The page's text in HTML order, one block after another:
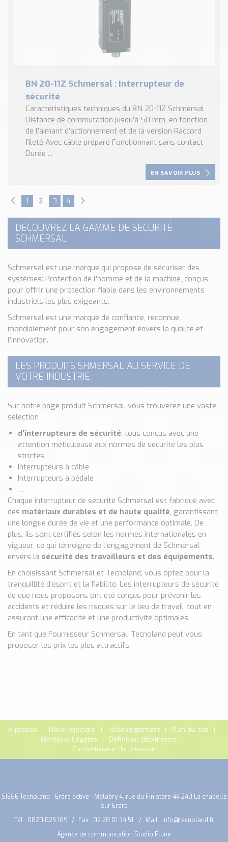
BN 20-11Z Schmersal : Interrupteur de
sécurité
Caractéristiques techniques du BN 20-11Z Schmersal
Distance de commutation jusqu’à 50 mm, en fonction
de l’aimant d’actionnement et de la version Raccord
fileté Avec câble préparé Fonctionnant sans contact
Durée ...
EN SAVOIR PLUS
1 2 3 4
DÉCOUVREZ LA GAMME DE SÉCURITÉ
SCHMERSAL
Schmersal est une marque qui propose de sécuriser des
systèmes: Protection de l’homme et de la machine, conçus
pour offrir une protection fiable dans les environnements
industriels les plus exigeants.
Schmersal est une marque de confiance, reconnue
mondialement pour son engagement envers la qualité et
l’innovation.
LES PRODUITS SHMERSAL AU SERVICE DE
VOTRE INDUSTRIE
Sur notre page produit Schmersal, vous trouverez une vaste
sélection
d’interrupteurs de sécurité: tous conçus avec une
attention méticuleuse aux normes de sécurité les plus
strictes.
Interrupteurs à câble
Interrupteurs à pédale
…
Chaque interrupteur de sécurité Schmersal est fabriqué avec
des matériaux durables et de haute qualité, garantissant
une longue durée de vie et une performance optimale. De
plus, ils sont certifiés selon les normes internationales en
vigueur, ce qui témoigne de l’engagement de Schmersal
envers la sécurité des travailleurs et des équipements.
En choisissant Schmersal et Tecnoland, vous optez pour la
tranquillité d’esprit et la fiabilité. Les interrupteurs de sécurité
de que nous proposons ont été conçus pour prévenir les
accidents et réduire les risques sur le lieu de travail, tout en
assurant une efficacité et une productivité optimales.
En tant que Fournisseur Schmersal, Tecnoland peut vous
proposer les prix les plus attractifs.
A propos Nous rejoindre Téléchargement
Plan du site
Mentions Légales
Définition débitmètre
Convertisseur de pression
SIEGE Tecnoland - Erdre active - Malabry 4, rue du Finistère 44 240 La chapelle
sur Erdre
Tél : 0820 825 169 Fax : 02 28 01 34 51 Mail : info@tecnoland.fr
Agence de communication Studio Plune